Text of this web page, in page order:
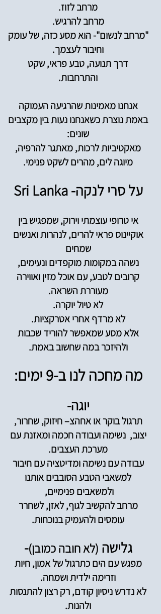
מרחב לזוז.
מרחב להרגיש.
"מרחב לנשום"- הוא מסע כזה, של עומק
וחיבור לעצמך.
דרך תנועה, טבע פראי, שקט
והתרחבות.
אנחנו מאמינות שהרגיעה העמוקה
באמת נוצרת כשאנחנו נעות בין מקצבים
שונים:
מאקטיביות לרכות, מאתגר להרפיה,
מיוגה לים, מהרים לשקט פנימי.
על סרי לנקה- Sri Lanka
אי טרופי עוצמתי וירוק, שמפגיש בין
אוקיינוס פראי להרים, לנהרות ואנשים
שמחים
נשהה במקומות מוקפדים ונעימים,
קרובים לטבע, עם אוכל מזין ואווירה
מעוררת השראה.
לא טיול יוקרה.
לא מרדף אחרי אטרקציות.
אלא מסע שמאפשר להוריד שכבות
ולהיזכר במה שחשוב באמת.
מה מחכה לנו ב-9 ימים:
יוגה-
תרגול בוקר או אחהצ– חיזוק, שחרור,
יצוב, נשימה ועבודה חכמה ומאזנת עם
מערכת העצבים.
עבודה עם נשימה ומדיטציה עם חיבור
למשאבי הטבע הסובבים אותנו
ולמשאבים פנימיים,
מרחב להקשיב לגוף, לאזן, לשחרר
עומסים ולהעמיק בנוכחות.
גלישה (לא חובה כמובן)-
מפגש עם הים כתרגול של אמון, חיות
וזרימה ילדית ושמחה.
לא נדרש ניסיון קודם, רק רצון להתנסות
ולהנות.